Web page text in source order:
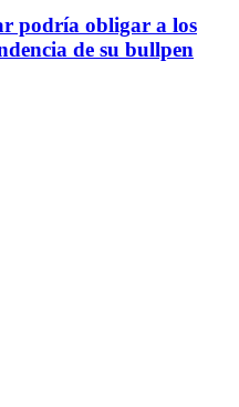
podría obligar a los
de su bullpen